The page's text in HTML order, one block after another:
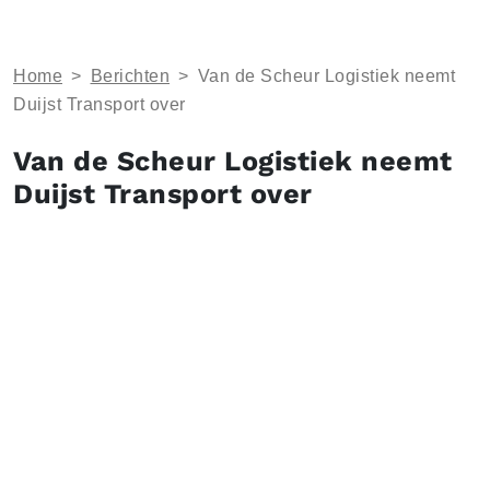
Home > Berichten > Van de Scheur Logistiek neemt
Duijst Transport over
Van de Scheur Logistiek neemt
Duijst Transport over